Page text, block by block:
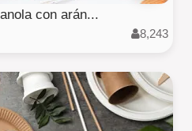
con arán...
8,243